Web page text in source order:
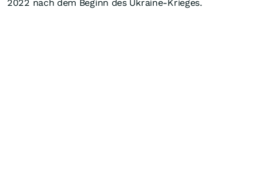
2022 nach dem Beginn des Ukraine-Krieges.